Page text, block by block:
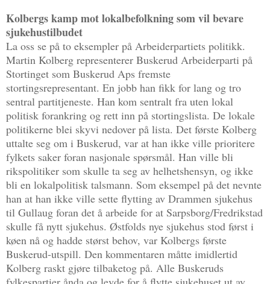
Kolbergs kamp mot lokalbefolkning som vil bevare
sjukehustilbudet
La oss se på to eksempler på Arbeiderpartiets politikk.
Martin Kolberg representerer Buskerud Arbeiderparti på
Stortinget som Buskerud Aps fremste
stortingsrepresentant. En jobb han fikk for lang og tro
sentral partitjeneste. Han kom sentralt fra uten lokal
politisk forankring og rett inn på stortingslista. De lokale
politikerne blei skyvi nedover på lista. Det første Kolberg
uttalte seg om i Buskerud, var at han ikke ville prioritere
fylkets saker foran nasjonale spørsmål. Han ville bli
rikspolitiker som skulle ta seg av helhetshensyn, og ikke
bli en lokalpolitisk talsmann. Som eksempel på det nevnte
han at han ikke ville sette flytting av Drammen sjukehus
til Gullaug foran det å arbeide for at Sarpsborg/Fredrikstad
skulle få nytt sjukehus. Østfolds nye sjukehus stod først i
køen nå og hadde størst behov, var Kolbergs første
Buskerud-utspill. Den kommentaren måtte imidlertid
Kolberg raskt gjøre tilbaketog på. Alle Buskeruds